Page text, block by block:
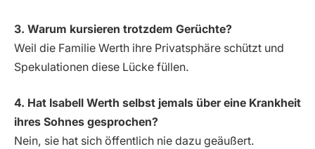
3. Warum kursieren trotzdem Gerüchte?
Weil die Familie Werth ihre Privatsphäre schützt und
Spekulationen diese Lücke füllen.
4. Hat Isabell Werth selbst jemals über eine Krankheit
ihres Sohnes gesprochen?
Nein, sie hat sich öffentlich nie dazu geäußert.